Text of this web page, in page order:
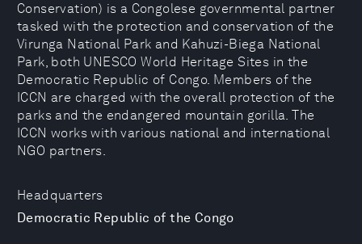
Headquarters
Democratic Republic of the Congo
Conservation) is a Congolese governmental partner
tasked with the protection and conservation of the
Virunga National Park and Kahuzi-Biega National
Park, both UNESCO World Heritage Sites in the
Democratic Republic of Congo. Members of the
ICCN are charged with the overall protection of the
parks and the endangered mountain gorilla. The
ICCN works with various national and international
NGO partners.